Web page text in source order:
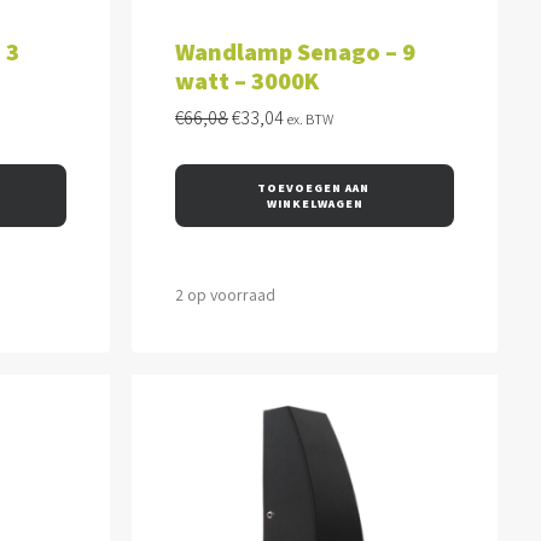
Wandlamp Senago – 9
watt – 3000K
€66,08Oorspronkelijke
was:
€66,08.
€33,04Huidige
is:
€33,04.
ex. BTW
TOEVOEGEN AAN
WINKELWAGEN
2 op voorraad